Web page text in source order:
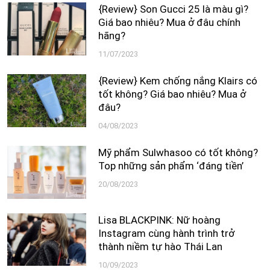
{Review} Son Gucci 25 là màu gì?
Giá bao nhiêu? Mua ở đâu chính
hãng?
11/07/2023
{Review} Kem chống nắng Klairs có
tốt không? Giá bao nhiêu? Mua ở
đâu?
04/08/2023
Mỹ phẩm Sulwhasoo có tốt không?
Top những sản phẩm ‘đáng tiền’
20/08/2023
Lisa BLACKPINK: Nữ hoàng
Instagram cùng hành trình trở
thành niềm tự hào Thái Lan
10/09/2023